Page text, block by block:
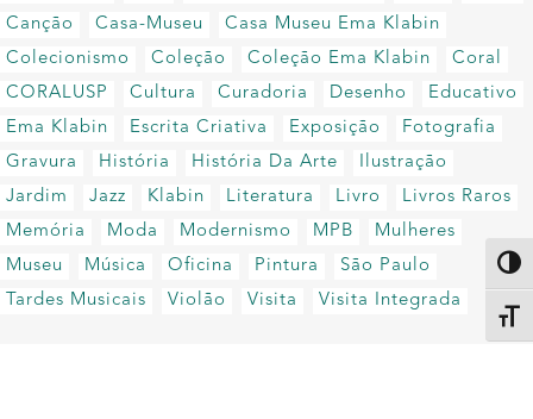
Canção
Casa-Museu
Casa Museu Ema Klabin
Colecionismo
Coleção Coleção Ema Klabin
Coral
CORALUSP
Cultura Curadoria Desenho
Educativo
Ema Klabin
Escrita Criativa Exposição
Fotografia
Gravura
História História Da Arte
Ilustração
Jardim
Jazz Klabin Literatura Livro
Livros Raros
Memória
Moda Modernismo MPB
Mulheres
Museu
Música Oficina Pintura
São Paulo
Tardes Musicais
Violão Visita Visita Integrada